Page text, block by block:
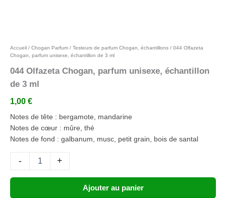
Accueil / Chogan Parfum / Testeurs de parfum Chogan, échantillons / 044 Olfazeta
Chogan, parfum unisexe, échantillon de 3 ml
044 Olfazeta Chogan, parfum unisexe, échantillon
de 3 ml
1,00 €
Notes de tête : bergamote, mandarine
Notes de cœur : mûre, thé
Notes de fond : galbanum, musc, petit grain, bois de santal
- +
Ajouter au panier